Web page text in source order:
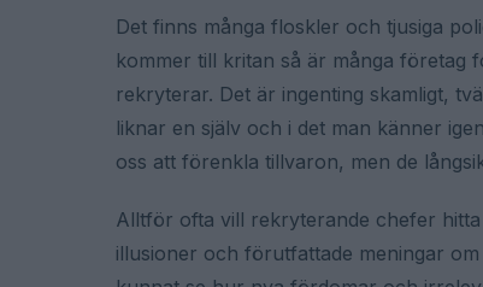
Det finns många floskler och tjusiga
kommer till kritan så är många företag
rekryterar. Det är ingenting skamligt,
liknar en själv och i det man känner
oss att förenkla tillvaron, men de
Alltför ofta vill rekryterande chefer
illusioner och förutfattade meningar